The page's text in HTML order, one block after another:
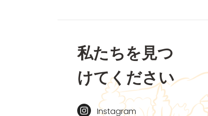
私たちを見つ
けてください
Instagram